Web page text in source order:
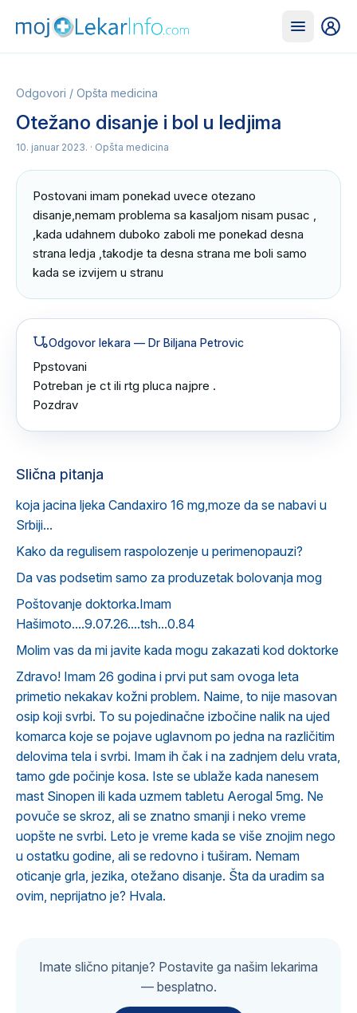
Odgovori / Opšta medicina
Otežano disanje i bol u ledjima
10. januar 2023. · Opšta medicina
Postovani imam ponekad uvece otezano
disanje,nemam problema sa kasaljom nisam pusac ,
,kada udahnem duboko zaboli me ponekad desna
strana ledja ,takodje ta desna strana me boli samo
kada se izvijem u stranu
Odgovor lekara — Dr Biljana Petrovic
Ppstovani
Potreban je ct ili rtg pluca najpre .
Pozdrav
Slična pitanja
koja jacina ljeka Candaxiro 16 mg,moze da se nabavi u
Srbiji...
Kako da regulisem raspolozenje u perimenopauzi?
Da vas podsetim samo za produzetak bolovanja mog
Poštovanje doktorka.Imam
Hašimoto....9.07.26....tsh...0.84
Molim vas da mi javite kada mogu zakazati kod doktorke
Zdravo! Imam 26 godina i prvi put sam ovoga leta
primetio nekakav kožni problem. Naime, to nije masovan
osip koji svrbi. To su pojedinačne izbočine nalik na ujed
komarca koje se pojave uglavnom po jedna na različitim
delovima tela i svrbi. Imam ih čak i na zadnjem delu vrata,
tamo gde počinje kosa. Iste se ublaže kada nanesem
mast Sinopen ili kada uzmem tabletu Aerogal 5mg. Ne
povuče se skroz, ali se znatno smanji i neko vreme
uopšte ne svrbi. Leto je vreme kada se više znojim nego
u ostatku godine, ali se redovno i tuširam. Nemam
oticanje grla, jezika, otežano disanje. Šta da uradim sa
ovim, neprijatno je? Hvala.
Imate slično pitanje? Postavite ga našim lekarima
— besplatno.